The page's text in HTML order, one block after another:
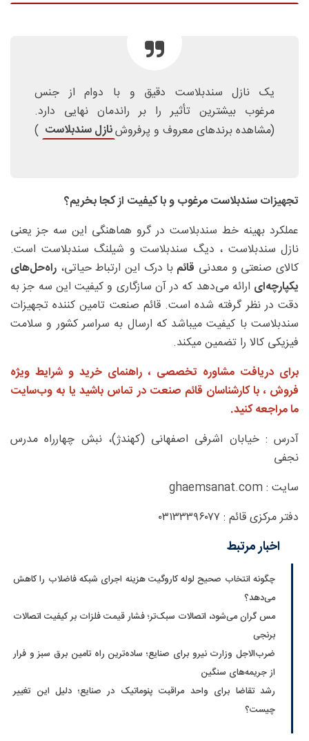
یک نازل سندبلاست دقیق و با دوام از جنس
مرغوب بیشترین تأثیر را بر راندمان نهایی دارد.
(مشاهده برندهای معروف و پرفروشنازل سندبلاست )
تجهیزات سندبلاست مرغوب و با کیفیت از کجا بخریم؟
عملکرد بهینه خط سندبلاست در گرو هماهنگی این سه جز یعنی
نازل سندبلاست ، دیگ سندبلاست و شیلنگ سندبلاست است.
کالای صنعتی و معدنی قائم با درک این ارتباط حیاتی، راه‌حل‌های
یکپارچه‌ای ارائه می‌دهد که در آن سازگاری و کیفیت این سه جز به
دقت در نظر گرفته شده است. قائم صنعت تامین کننده تجهیزات
سندبلاست با کیفیت میباشد که ارسال به سراسر کشور و سلامت
فیزیکی کالا را تضمین میکند.
برای دریافت مشاوره تخصصی ، راهنمای خرید و شرایط ویژه
فروش ، با کارشناسان قائم صنعت در تماس باشید یا به وب‌سایت
ما مراجعه کنید.
آدرس : خیابان اشرفی اصفهانی (کهندژ)، نبش چهارراه مدرس
نجفی
سایت : ghaemsanat.com
دفتر مرکزی قائم : ۰۳۱۳۳۳۹۶۰۷۷
اخبار مرتبط
چگونه انتخاب صحیح لوله کاروگیت هزینه اجرای شبکه فاضلاب را کاهش
می‌دهد؟
مس گران می‌شود، اتصالات سبک‌تر؛ فشار قیمت فلزات بر کیفیت اتصالات
برنجی
ضرب‌الاجل وزارت نیرو برای صنایع؛ ساده‌ترین راه تامین برق سبز و فرار
از جریمه‌های سنگین
رشد تقاضا برای واحد مراقبت پنوماتیک در صنایع؛ دلیل این تغییر
چیست؟